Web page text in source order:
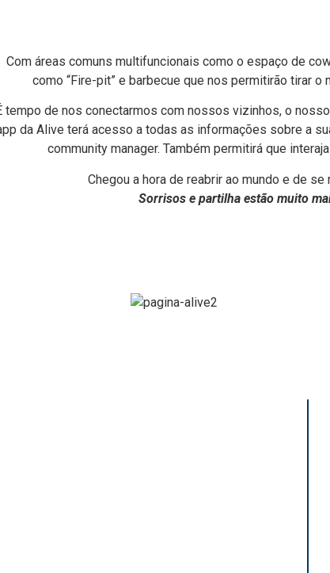
Com áreas comuns multifuncionais como o espaço de
como “Fire-pit” e barbecue que nos permitirão tirar
tempo de nos conectarmos com nossos vizinhos, o
da Alive terá acesso a todas as informações sobre a
community manager. Também permitirá que
Chegou a hora de reabrir ao mundo e de
Sorrisos e partilha estão muito